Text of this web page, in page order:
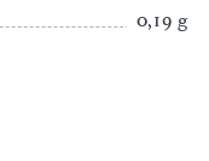
0,19 g